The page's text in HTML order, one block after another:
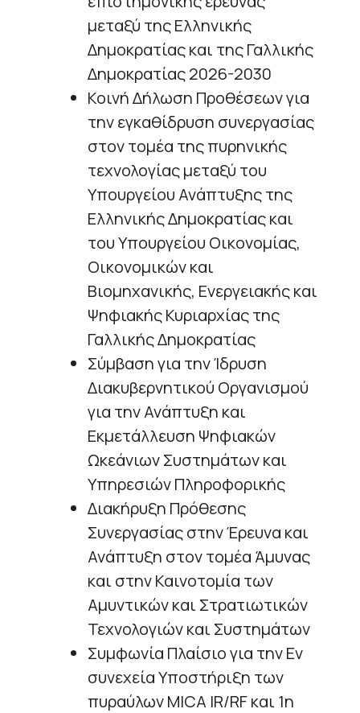
μεταξύ της Ελληνικής
Δημοκρατίας και της Γαλλικής
Δημοκρατίας 2026-2030
Κοινή Δήλωση Προθέσεων για
την εγκαθίδρυση συνεργασίας
στον τομέα της πυρηνικής
τεχνολογίας μεταξύ του
Υπουργείου Ανάπτυξης της
Ελληνικής Δημοκρατίας και
του Υπουργείου Οικονομίας,
Οικονομικών και
Βιομηχανικής, Ενεργειακής και
Ψηφιακής Κυριαρχίας της
Γαλλικής Δημοκρατίας
Σύμβαση για την Ίδρυση
Διακυβερνητικού Οργανισμού
για την Ανάπτυξη και
Εκμετάλλευση Ψηφιακών
Ωκεάνιων Συστημάτων και
Υπηρεσιών Πληροφορικής
Διακήρυξη Πρόθεσης
Συνεργασίας στην Έρευνα και
Ανάπτυξη στον τομέα Άμυνας
και στην Καινοτομία των
Αμυντικών και Στρατιωτικών
Τεχνολογιών και Συστημάτων
Συμφωνία Πλαίσιο για την Εν
συνεχεία Υποστήριξη των
πυραύλων MICA IR/RF και 1η